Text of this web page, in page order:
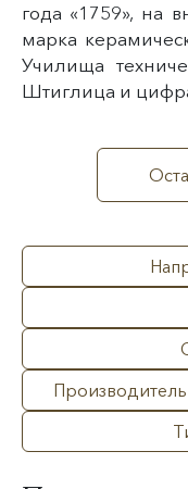
года «1759», на
марка
Училища
Штиглица и